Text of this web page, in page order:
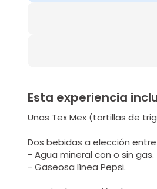
Esta experiencia
Unas Tex Mex (tortillas de
Dos bebidas a elección entre
- Agua mineral con o sin gas.
- Gaseosa línea Pepsi.